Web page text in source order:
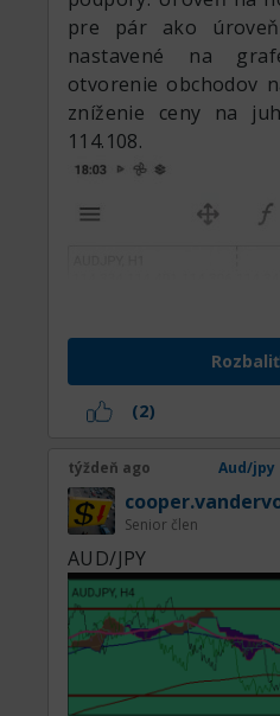
pre pár ako
nastavené na
otvorenie obchodov
zníženie ceny na
114.108.
(2)
týždeň ago Aud/jpy
Senior člen
AUD/JPY